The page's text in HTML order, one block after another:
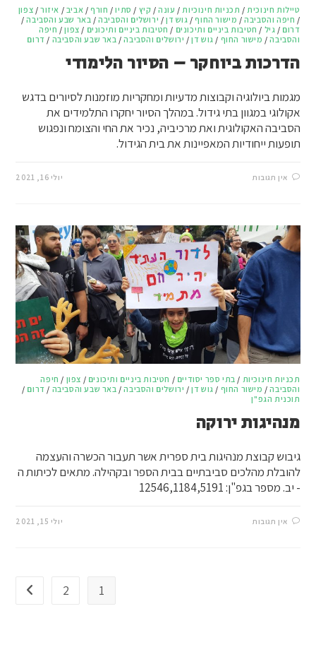
טיילות חינוכית/ תכניות חינוכיות/ עונה/ קיץ / סתיו/ חורף/ אביב / איזור/ צפון
/ חיפה והסביבה/ מישור החוף/ גוש דן / ירושלים והסביבה/ באר שבע והסביבה/
דרום / גיל / חטיבות ביניים ותיכונים / חטיבות ביניים ותיכונים / צפון/ חיפה
והסביבה/ מישור החוף / גוש דן/ ירושלים והסביבה/ באר שבע והסביבה / דרום
הדרכות ביוחקר – הסיור הלימודי
מגמות ביולוגיה וקבוצות מדעיות ומחקריות מוזמנות לסיורים בדגש
אקולוגי במגוון בתי גידול. במהלך הסיור יחקרו התלמידים את
הסביבה האקולוגית ואת מרכיביה, נכיר את החי והצומח ונפגוש
תופעות ייחודיות המאפיינות את בית הגידול.
אין תגובות יולי 16, 2021
תכניות חינוכיות / בתי ספר יסודיים / חטיבות ביניים ותיכונים / צפון / חיפה
והסביבה/ מישור החוף / גוש דן/ ירושלים והסביבה/ באר שבע והסביבה / דרום /
תוכנית הגפ"ן
מנהיגות ירוקה
גיבוש קבוצת מנהיגות בית ספרית אשר תעבור הכשרה והעצמה
להובלת מהלכים סביבתיים בבית הספר ובקהילה. מתאים לכיתות ה
- יב. מספר בגפ"ן: 12546,1184,5191
אין תגובות יולי 15, 2021
1
2 מעבר